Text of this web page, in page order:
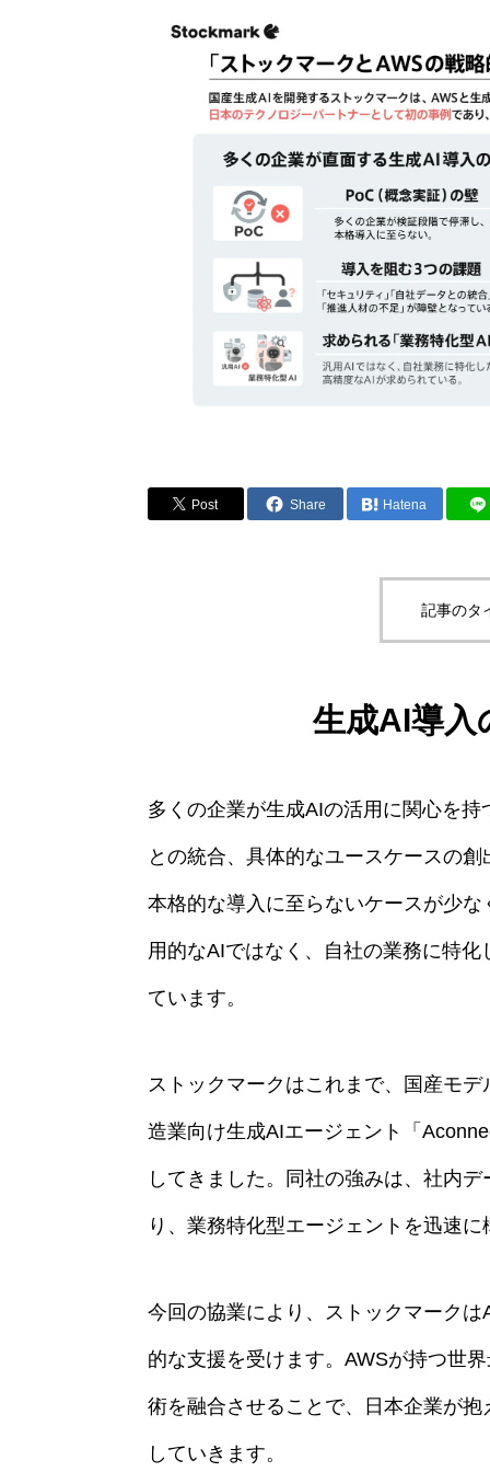
Post Share Hatena
記事のタ
生成AI導入
多くの企業が生成AIの活用に関心を
との統合、具体的なユースケースの
本格的な導入に至らないケースが少
用的なAIではなく、自社の業務に特
ています。
ストックマークはこれまで、国産モ
造業向け生成AIエージェント「
してきました。同社の強みは、社内
り、業務特化型エージェントを迅速
今回の協業により、ストックマーク
的な支援を受けます。AWSが持つ世
術を融合させることで、日本企業が
していきます。